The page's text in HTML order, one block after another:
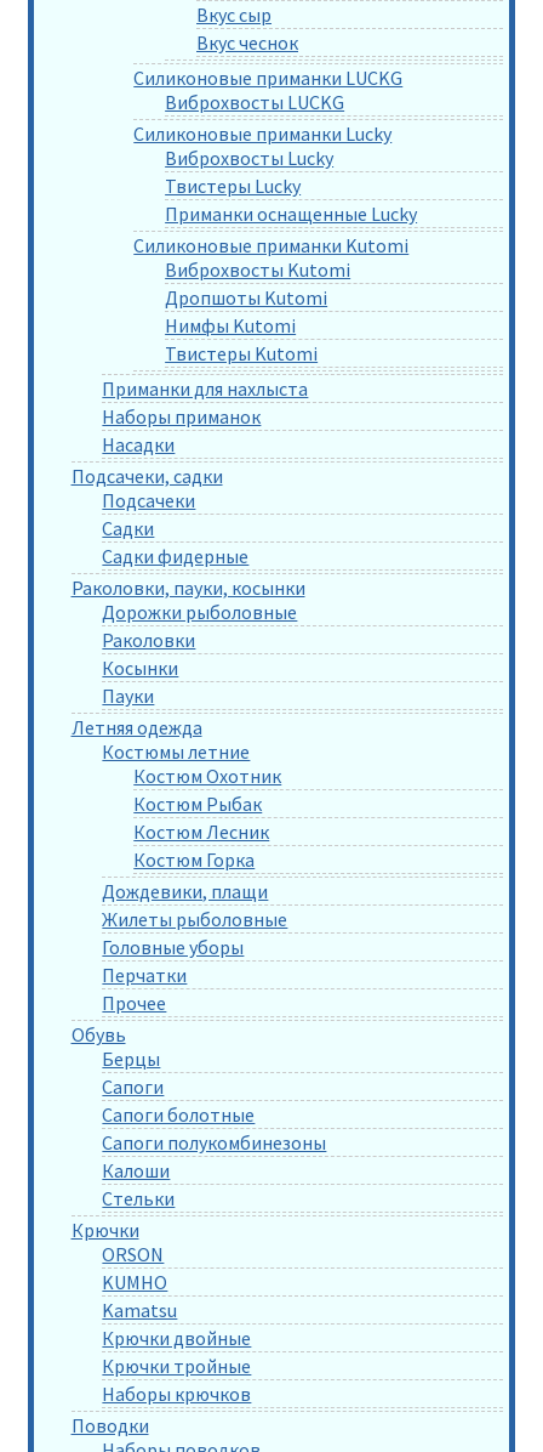
Вкус сыр
Вкус чеснок
Силиконовые приманки LUCKG
Виброхвосты LUCKG
Силиконовые приманки Lucky
Виброхвосты Lucky
Твистеры Lucky
Приманки оснащенные Lucky
Силиконовые приманки Kutomi
Виброхвосты Kutomi
Дропшоты Kutomi
Нимфы Kutomi
Твистеры Kutomi
Приманки для нахлыста
Наборы приманок
Насадки
Подсачеки, садки
Подсачеки
Садки
Садки фидерные
Раколовки, пауки, косынки
Дорожки рыболовные
Раколовки
Косынки
Пауки
Летняя одежда
Костюмы летние
Костюм Охотник
Костюм Рыбак
Костюм Лесник
Костюм Горка
Дождевики, плащи
Жилеты рыболовные
Головные уборы
Перчатки
Прочее
Обувь
Берцы
Сапоги
Сапоги болотные
Сапоги полукомбинезоны
Калоши
Стельки
Крючки
ORSON
KUMHO
Kamatsu
Крючки двойные
Крючки тройные
Наборы крючков
Поводки